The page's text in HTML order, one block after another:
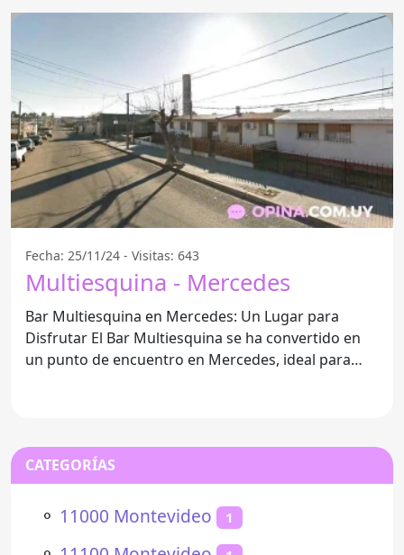
Fecha: 25/11/24 - Visitas: 643
Multiesquina - Mercedes
Bar Multiesquina en Mercedes: Un Lugar para
Disfrutar El Bar Multiesquina se ha convertido en
un punto de encuentro en Mercedes, ideal para
CATEGORÍAS
⚬ 11000 Montevideo 1